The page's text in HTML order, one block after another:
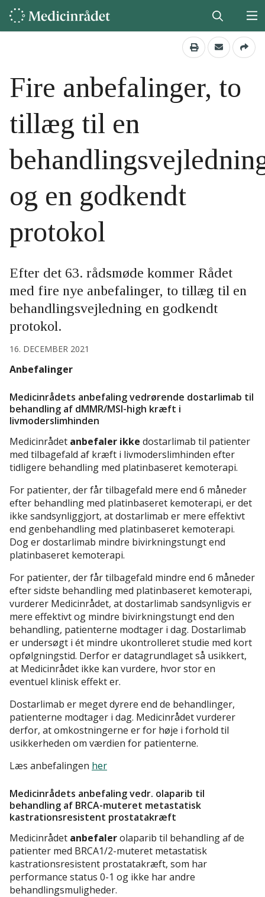
Fire anbefalinger, to
tillæg til en
og en godkendt
protokol
Efter det 63. rådsmøde kommer Rådet
med fire nye anbefalinger, to tillæg til en
behandlingsvejledning en godkendt
protokol.
16. DECEMBER 2021
Anbefalinger
Medicinrådets anbefaling vedrørende dostarlimab til
behandling af dMMR/MSI-high kræft i
livmoderslimhinden
Medicinrådet anbefaler ikke dostarlimab til patienter
med tilbagefald af kræft i livmoderslimhinden efter
tidligere behandling med platinbaseret kemoterapi.
For patienter, der får tilbagefald mere end 6 måneder
efter behandling med platinbaseret kemoterapi, er det
ikke sandsynliggjort, at dostarlimab er mere effektivt
end genbehandling med platinbaseret kemoterapi.
Dog er dostarlimab mindre bivirkningstungt end
platinbaseret kemoterapi.
For patienter, der får tilbagefald mindre end 6 måneder
efter sidste behandling med platinbaseret kemoterapi,
vurderer Medicinrådet, at dostarlimab sandsynligvis er
mere effektivt og mindre bivirkningstungt end den
behandling, patienterne modtager i dag. Dostarlimab
er undersøgt i ét mindre ukontrolleret studie med kort
opfølgningstid. Derfor er datagrundlaget så usikkert,
at Medicinrådet ikke kan vurdere, hvor stor en
eventuel klinisk effekt er.
Dostarlimab er meget dyrere end de behandlinger,
patienterne modtager i dag. Medicinrådet vurderer
derfor, at omkostningerne er for høje i forhold til
usikkerheden om værdien for patienterne.
Læs anbefalingen her
Medicinrådets anbefaling vedr. olaparib til
behandling af BRCA-muteret metastatisk
kastrationsresistent prostatakræft
Medicinrådet anbefalerolaparib til behandling af de
patienter med BRCA1/2-muteret metastatisk
kastrationsresistent prostatakræft, som har
performance status 0-1 og ikke har andre
behandlingsmuligheder.